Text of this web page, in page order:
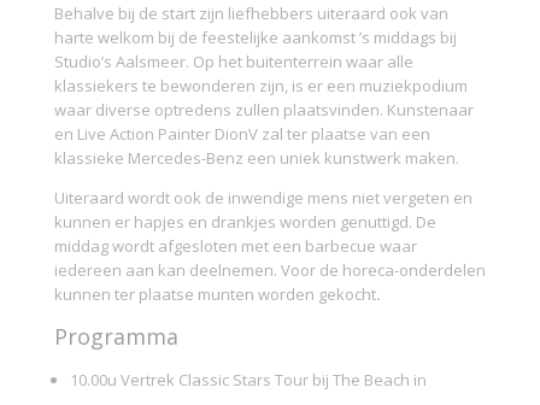
Behalve bij de start zijn liefhebbers uiteraard ook van
harte welkom bij de feestelijke aankomst ’s middags bij
Studio’s Aalsmeer. Op het buitenterrein waar alle
klassiekers te bewonderen zijn, is er een muziekpodium
waar diverse optredens zullen plaatsvinden. Kunstenaar
en Live Action Painter DionV zal ter plaatse van een
klassieke Mercedes-Benz een uniek kunstwerk maken. ​​​​​​​
Uiteraard wordt ook de inwendige mens niet vergeten en
kunnen er hapjes en drankjes worden genuttigd. De
middag wordt afgesloten met een barbecue waar
iedereen aan kan deelnemen. Voor de horeca-onderdelen
kunnen ter plaatse munten worden gekocht.
Programma
10.00u​​​ Vertrek Classic Stars Tour bij The Beach in